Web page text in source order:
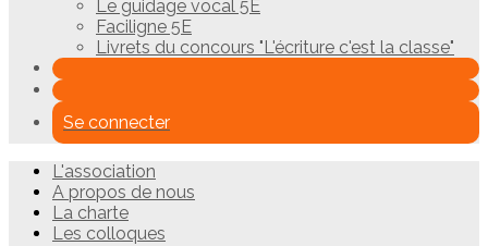
Le guidage vocal 5E
Faciligne 5E
Livrets du concours "L'écriture c'est la classe"
Se connecter
L'association
A propos de nous
La charte
Les colloques